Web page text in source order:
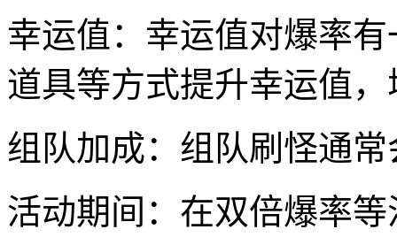
幸运值：幸运值对爆率
道具等方式提升幸运值
组队加成：组队刷怪通
活动期间：在双倍爆率